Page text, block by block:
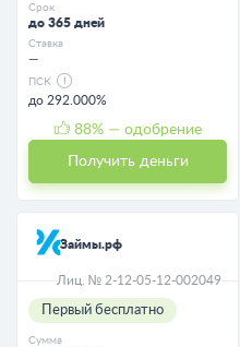
Срок
до 365 дней
Ставка
—
ПСК
до 292.000%
88% — одобрение
Получить деньги
Займы.рф
Лиц. № 2-12-05-12-002049
Первый бесплатно
Сумма